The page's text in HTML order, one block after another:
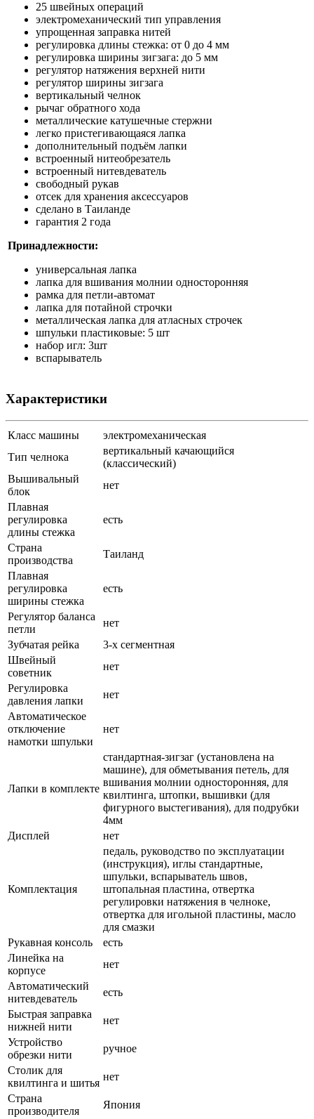
25 швейных операций
электромеханический тип управления
упрощенная заправка нитей
регулировка длины стежка: от 0 до 4 мм
регулировка ширины зигзага: до 5 мм
регулятор натяжения верхней нити
регулятор ширины зигзага
вертикальный челнок
рычаг обратного хода
металлические катушечные стержни
легко пристегивающаяся лапка
дополнительный подъём лапки
встроенный нитеобрезатель
встроенный нитевдеватель
свободный рукав
отсек для хранения аксессуаров
сделано в Таиланде
гарантия 2 года
Принадлежности:
универсальная лапка
лапка для вшивания молнии односторонняя
рамка для петли-автомат
лапка для потайной строчки
металлическая лапка для атласных строчек
шпульки пластиковые: 5 шт
набор игл: 3шт
вспарыватель
Характеристики
Класс машины
электромеханическая
Тип челнока
вертикальный качающийся
(классический)
Вышивальный
блок
нет
Плавная
регулировка
длины стежка
есть
Страна
производства
Таиланд
Плавная
регулировка
ширины стежка
есть
Регулятор баланса
петли
нет
Зубчатая рейка
3-х сегментная
Швейный
советник
нет
Регулировка
давления лапки
нет
Автоматическое
отключение
намотки шпульки
нет
Лапки в комплекте
стандартная-зигзаг (установлена на
машине), для обметывания петель, для
вшивания молнии односторонняя, для
квилтинга, штопки, вышивки (для
фигурного выстегивания), для подрубки
4мм
Дисплей
нет
Комплектация
педаль, руководство по эксплуатации
(инструкция), иглы стандартные,
шпульки, вспарыватель швов,
штопальная пластина, отвертка
регулировки натяжения в челноке,
отвертка для игольной пластины, масло
для смазки
Рукавная консоль
есть
Линейка на
корпусе
нет
Автоматический
нитевдеватель
есть
Быстрая заправка
нижней нити
нет
Устройство
обрезки нити
ручное
Столик для
квилтинга и шитья
нет
Страна
производителя
Япония